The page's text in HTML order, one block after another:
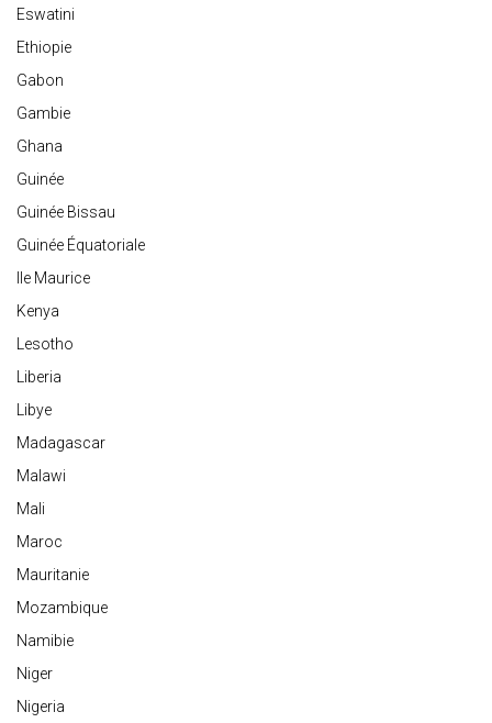
Eswatini
Ethiopie
Gabon
Gambie
Ghana
Guinée
Guinée Bissau
Guinée Équatoriale
Ile Maurice
Kenya
Lesotho
Liberia
Libye
Madagascar
Malawi
Mali
Maroc
Mauritanie
Mozambique
Namibie
Niger
Nigeria